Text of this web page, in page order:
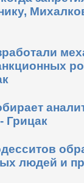
Грицак
людей и